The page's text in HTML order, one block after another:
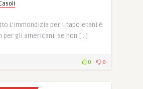
L’immondizia per i napoletani è
per gli americani, se non […]
0 0